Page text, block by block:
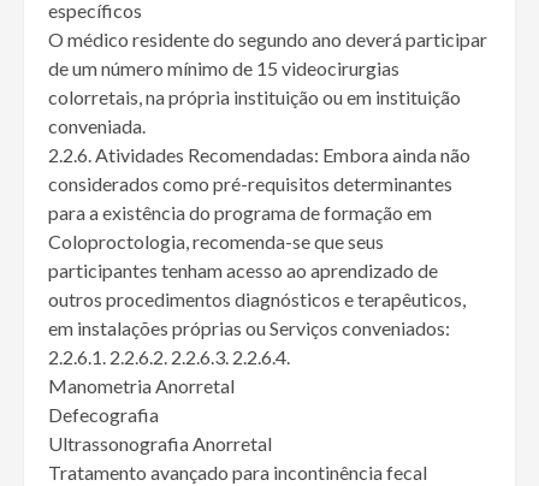
específicos
O médico residente do segundo ano deverá participar
de um número mínimo de 15 videocirurgias
colorretais, na própria instituição ou em instituição
conveniada.
2.2.6. Atividades Recomendadas: Embora ainda não
considerados como pré-requisitos determinantes
para a existência do programa de formação em
Coloproctologia, recomenda-se que seus
participantes tenham acesso ao aprendizado de
outros procedimentos diagnósticos e terapêuticos,
em instalações próprias ou Serviços conveniados:
2.2.6.1. 2.2.6.2. 2.2.6.3. 2.2.6.4.
Manometria Anorretal
Defecografia
Ultrassonografia Anorretal
Tratamento avançado para incontinência fecal